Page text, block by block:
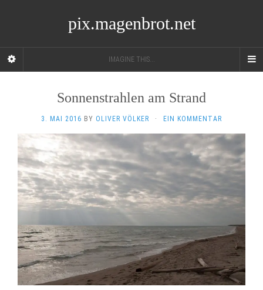
pix.magenbrot.net
IMAGINE THIS...
Sonnenstrahlen am Strand
3. MAI 2016 BY OLIVER VÖLKER · EIN KOMMENTAR